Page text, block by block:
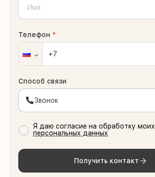
Телефон *
Способ связи
Звонок
Я даю согласие на обработку моих
персональных данных
Получить контакт